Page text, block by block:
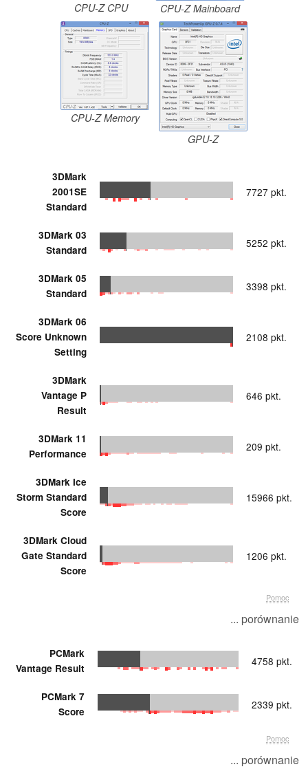
CPU-Z CPU CPU-Z Mainboard
CPU-Z Memory
GPU-Z
3DMark
2001SE
Standard
7727 pkt.
3DMark 03
Standard
5252 pkt.
3DMark 05
Standard
3398 pkt.
3DMark 06
Score Unknown
Setting
2108 pkt.
3DMark
Vantage P
Result
646 pkt.
3DMark 11
Performance
209 pkt.
3DMark Ice
Storm Standard
Score
15966 pkt.
3DMark Cloud
Gate Standard
Score
1206 pkt.
Pomoc
... porównanie
PCMark
Vantage Result
4758 pkt.
PCMark 7
Score
2339 pkt.
Pomoc
... porównanie